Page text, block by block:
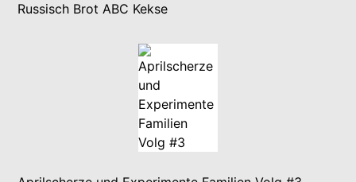
Russisch Brot ABC Kekse